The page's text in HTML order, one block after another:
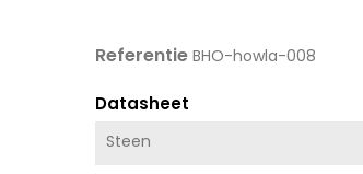
Referentie BHO-howla-008
Datasheet
Steen